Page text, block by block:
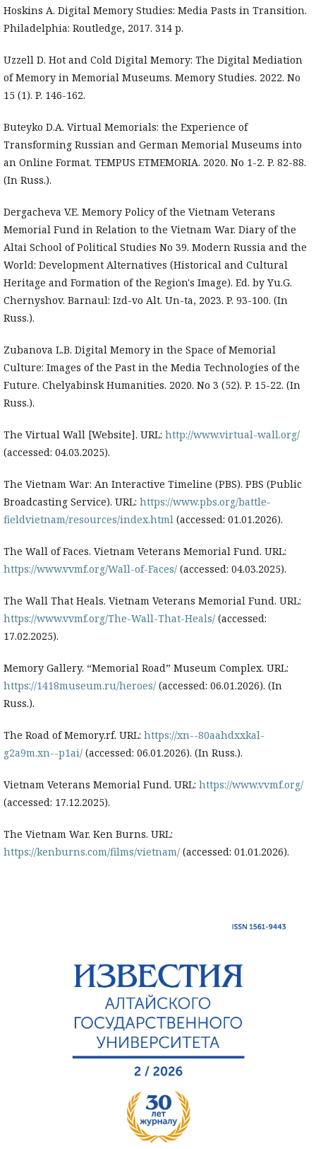
Hoskins A. Digital Memory Studies: Media Pasts in Transition.
Philadelphia: Routledge, 2017. 314 p.
Uzzell D. Hot and Cold Digital Memory: The Digital Mediation
of Memory in Memorial Museums. Memory Studies. 2022. No
15 (1). P. 146-162.
Buteyko D.A. Virtual Memorials: the Experience of
Transforming Russian and German Memorial Museums into
an Online Format. TEMPUS ETMEMORIA. 2020. No 1-2. P. 82-88.
(In Russ.).
Dergacheva V.E. Memory Policy of the Vietnam Veterans
Memorial Fund in Relation to the Vietnam War. Diary of the
Altai School of Political Studies No 39. Modern Russia and the
World: Development Alternatives (Historical and Cultural
Heritage and Formation of the Region's Image). Ed. by Yu.G.
Chernyshov. Barnaul: Izd-vo Alt. Un-ta, 2023. P. 93-100. (In
Russ.).
Zubanova L.B. Digital Memory in the Space of Memorial
Culture: Images of the Past in the Media Technologies of the
Future. Chelyabinsk Humanities. 2020. No 3 (52). P. 15-22. (In
Russ.).
The Virtual Wall [Website]. URL: http://www.virtual-wall.org/
(accessed: 04.03.2025).
The Vietnam War: An Interactive Timeline (PBS). PBS (Public
Broadcasting Service). URL: https://www.pbs.org/battle-
fieldvietnam/resources/index.html (accessed: 01.01.2026).
The Wall of Faces. Vietnam Veterans Memorial Fund. URL:
https://www.vvmf.org/Wall-of-Faces/ (accessed: 04.03.2025).
The Wall That Heals. Vietnam Veterans Memorial Fund. URL:
https://www.vvmf.org/The-Wall-That-Heals/ (accessed:
17.02.2025).
Memory Gallery. “Memorial Road” Museum Complex. URL:
https://1418museum.ru/heroes/ (accessed: 06.01.2026). (In
Russ.).
The Road of Memory.rf. URL: https://xn--80aahdxxkal-
g2a9m.xn--p1ai/ (accessed: 06.01.2026). (In Russ.).
Vietnam Veterans Memorial Fund. URL: https://www.vvmf.org/
(accessed: 17.12.2025).
The Vietnam War. Ken Burns. URL:
https://kenburns.com/films/vietnam/ (accessed: 01.01.2026).